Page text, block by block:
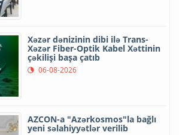
Xəzər dənizinin dibi ilə Trans-
Xəzər Fiber-Optik Kabel Xəttinin
çəkilişi başa çatıb
06-08-2026
AZCON-a "Azərkosmos"la bağlı
yeni səlahiyyətlər verilib